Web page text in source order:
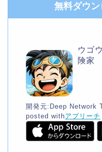
無料ダウ
ウゴ
険家
開発元: Deep Network
posted withアプリーチ